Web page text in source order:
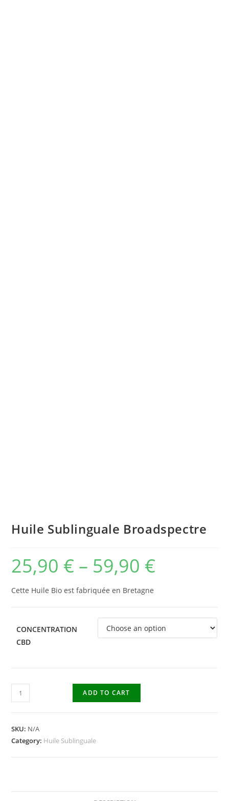
Huile Sublinguale Broadspectre
25,90 € – 59,90 €
Cette Huile Bio est fabriquée en Bretagne
CONCENTRATION
CBD
ADD TO CART
SKU: N/A
Category: Huile Sublinguale